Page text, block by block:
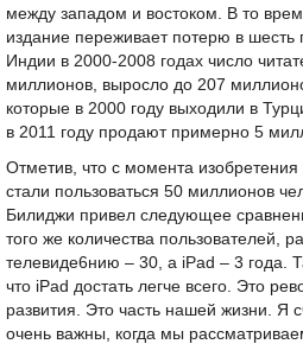
между западом и востоком. В то
издание переживает потерю в шесть
Индии в 2000-2008 годах число
миллионов, выросло до 207
которые в 2000 году выходили в
в 2011 году продают примерно 5
Отметив, что с момента
стали пользоваться 50 миллионов
Билиджи привел следующее
того же количества пользователей,
телевиде6нию – 30, а iРad – 3 года.
что iРad достать легче всего. Это
развития. Это часть нашей жизни. Я
очень важны, когда мы